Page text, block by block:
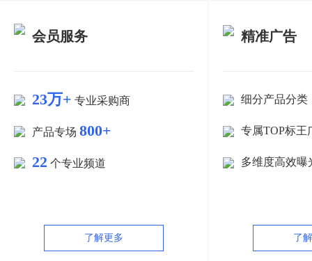
会员服务
23万+ 专业采购商
产品专场 800+
22 个专业频道
了解更多
精准广告
细分产品分类
专属TOP标王
多维度高效曝
了